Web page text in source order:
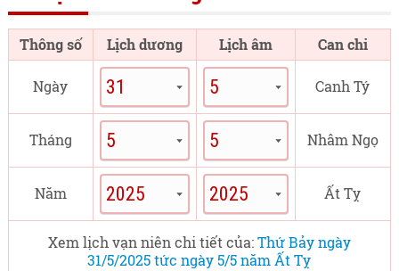
Thông số Lịch dương Lịch âm Can chi
Ngày Canh Tý
Tháng Nhâm Ngọ
Năm Ất Tỵ
Xem lịch vạn niên chi tiết của:Thứ Bảy ngày
31/5/2025 tức ngày 5/5 năm Ất Tỵ